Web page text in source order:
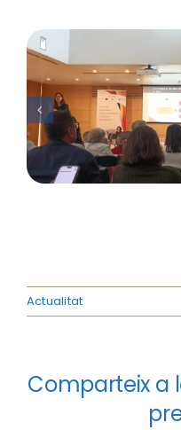
Actualitat
Comparteix a